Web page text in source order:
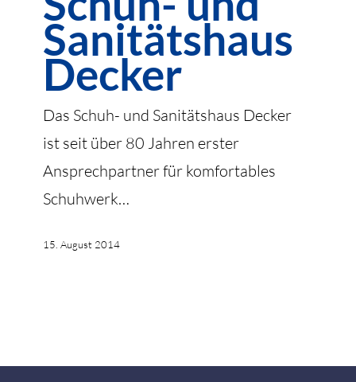
Sanitätshaus
Decker
Sanitätshaus
Decker
Das Schuh- und Sanitätshaus Decker
ist seit über 80 Jahren erster
Ansprechpartner für komfortables
Schuhwerk…
15. August 2014